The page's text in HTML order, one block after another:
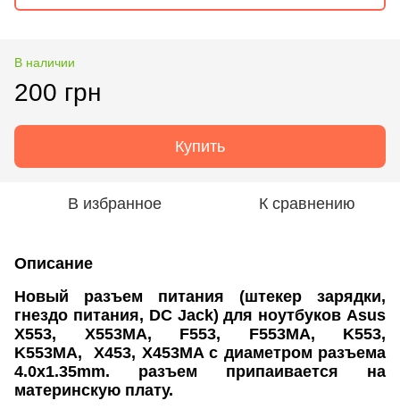
В наличии
200 грн
Купить
В избранное К сравнению
Описание
Новый разъем питания (штекер зарядки,
гнездо питания, DC Jack) для ноутбуков Asus
X553, X553MA, F553, F553MA, K553,
K553MA, X453, X453MA с диаметром разъема
4.0х1.35mm. разъем припаивается на
материнскую плату.